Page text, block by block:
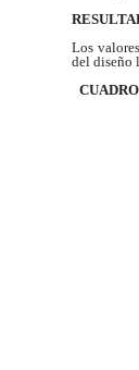
Los
del diseño